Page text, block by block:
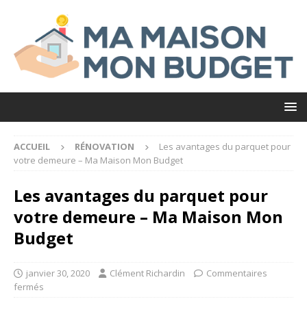
ACCUEIL RÉNOVATION
Les avantages du parquet pour
votre demeure – Ma Maison Mon Budget
Les avantages du parquet pour
votre demeure – Ma Maison Mon
Budget
janvier 30, 2020 Clément Richardin
Commentaires
fermés